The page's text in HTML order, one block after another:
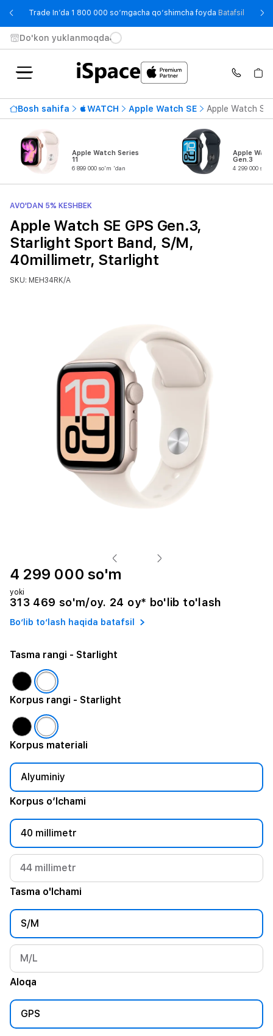
Trade In’da 1 800 000 so‘mgacha qo‘shimcha foyda Batafsil -
Do'kon yuklanmoqda
Bosh sahifa WATCH Apple Watch SE Apple Watch
Apple Watch Series
11
6 899 000 so'm 'dan
Apple
Gen.3
4 299 000
AVO'DAN 5% KESHBEK
Apple Watch SE GPS Gen.3,
Starlight Sport Band, S/M,
40millimetr, Starlight
SKU: MEH34RK/A
4 299 000 so'm
yoki
313 469 so'm/oy. 24 oy* bo'lib to'lash
Bo‘lib to‘lash haqida batafsil
Korpus materiali
Alyuminiy
Korpus o‘lchami
40 millimetr
44 millimetr
Tasma o'lchami
S/M
M/L
Tasma rangi - Starlight
Korpus rangi - Starlight
Aloqa
GPS